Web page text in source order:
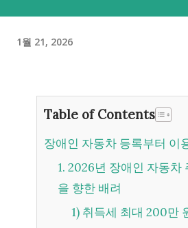
1월 21, 2026
Table of Contents
장애인 자동차 등록부터 이
1. 2026년 장애인 자동차 주요 혜택. 사람
을 향한 배려
1) 취득세 최대 200만